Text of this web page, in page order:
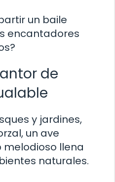
un baile
encantadores
de
y jardines,
un ave
llena
naturales.